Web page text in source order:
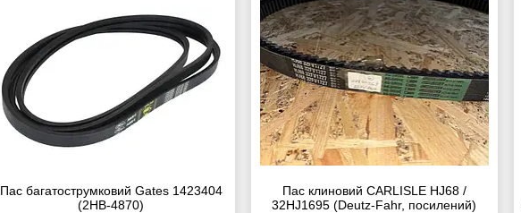
Пас багатострумковий Gates 1423404
(2HB-4870)
Пас клиновий CARLISLE HJ68 /
32HJ1695 (Deutz-Fahr, посилений)